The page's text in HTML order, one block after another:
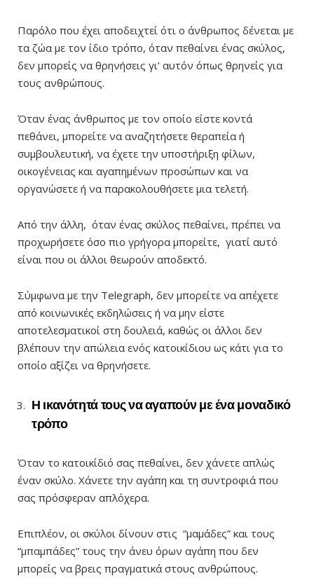
Παρόλο που έχει αποδειχτεί ότι ο άνθρωπος δένεται με
τα ζώα με τον ίδιο τρόπο, όταν πεθαίνει ένας σκύλος,
δεν μπορείς να θρηνήσεις γι’ αυτόν όπως θρηνείς για
τους ανθρώπους.
Όταν ένας άνθρωπος με τον οποίο είστε κοντά
πεθάνει, μπορείτε να αναζητήσετε θεραπεία ή
συμβουλευτική, να έχετε την υποστήριξη φίλων,
οικογένειας και αγαπημένων προσώπων και να
οργανώσετε ή να παρακολουθήσετε μια τελετή.
Από την άλλη, όταν ένας σκύλος πεθαίνει, πρέπει να
προχωρήσετε όσο πιο γρήγορα μπορείτε, γιατί αυτό
είναι που οι άλλοι θεωρούν αποδεκτό.
Σύμφωνα με την Telegraph, δεν μπορείτε να απέχετε
από κοινωνικές εκδηλώσεις ή να μην είστε
αποτελεσματικοί στη δουλειά, καθώς οι άλλοι δεν
βλέπουν την απώλεια ενός κατοικίδιου ως κάτι για το
οποίο αξίζει να θρηνήσετε.
Η ικανότητά τους να αγαπούν με ένα μοναδικό
τρόπο
Όταν το κατοικίδιό σας πεθαίνει, δεν χάνετε απλώς
έναν σκύλο. Χάνετε την αγάπη και τη συντροφιά που
σας πρόσφεραν απλόχερα.
Επιπλέον, οι σκύλοι δίνουν στις “μαμάδες” και τους
“μπαμπάδες” τους την άνευ όρων αγάπη που δεν
μπορείς να βρεις πραγματικά στους ανθρώπους.